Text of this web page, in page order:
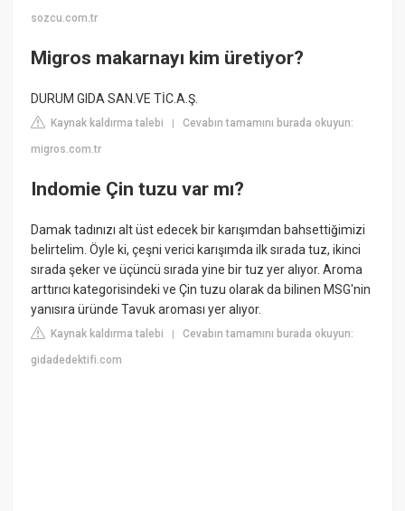
sozcu.com.tr
Migros makarnayı kim üretiyor?
DURUM GIDA SAN.VE TİC.A.Ş.
Kaynak kaldırma talebi |Cevabın tamamını burada okuyun:
migros.com.tr
Indomie Çin tuzu var mı?
Damak tadınızı alt üst edecek bir karışımdan bahsettiğimizi
belirtelim. Öyle ki, çeşni verici karışımda ilk sırada tuz, ikinci
sırada şeker ve üçüncü sırada yine bir tuz yer alıyor. Aroma
arttırıcı kategorisindeki ve Çin tuzu olarak da bilinen MSG'nin
yanısıra üründe Tavuk aroması yer alıyor.
Kaynak kaldırma talebi |Cevabın tamamını burada okuyun:
gidadedektifi.com